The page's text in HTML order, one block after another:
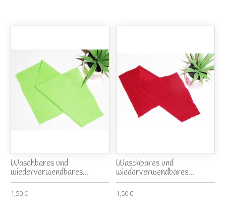
Waschbares und
wiederverwendbares...
1,50 €
Waschbares und
wiederverwendbares...
1,50 €